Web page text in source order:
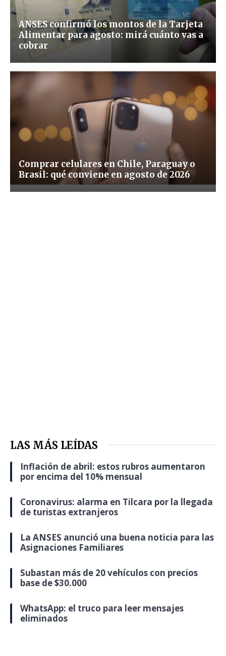
ANSES confirmó los montos de la Tarjeta
Alimentar para agosto: mirá cuánto vas a
cobrar
Comprar celulares en Chile, Paraguay o
Brasil: qué conviene en agosto de 2026
LAS MÁS LEÍDAS
Inflación de abril: estos rubros aumentaron
por encima del 10% mensual
Coronavirus: alarma en Tilcara por la llegada
de turistas extranjeros
La ANSES anunció una buena noticia para las
Asignaciones Familiares
Subastan más de 20 vehículos con precios
base de $30.000
WhatsApp: el truco para leer mensajes
eliminados